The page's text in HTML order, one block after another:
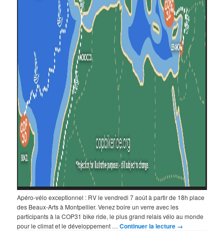
Apéro-vélo exceptionnel : RV le vendredi 7 août à partir de 18h place
des Beaux-Arts à Montpellier. Venez boire un verre avec les
participants à la COP31 bike ride, le plus grand relais vélo au monde
pour le climat et le développement …Continuer la lecture →